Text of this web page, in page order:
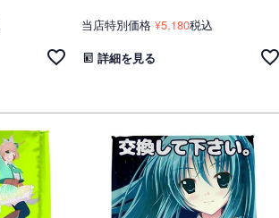
当店特別価格 ¥5,180税込
詳細を見る